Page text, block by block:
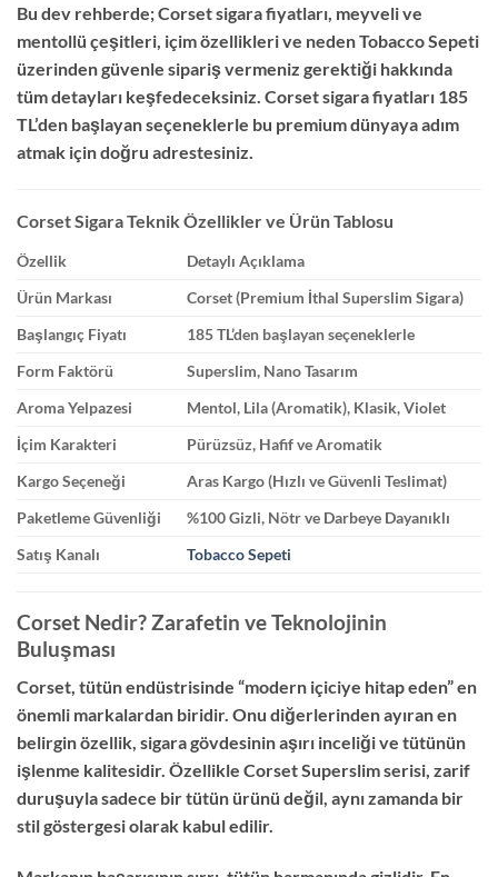
Bu dev rehberde; Corset sigara fiyatları, meyveli ve
mentollü çeşitleri, içim özellikleri ve neden Tobacco Sepeti
üzerinden güvenle sipariş vermeniz gerektiği hakkında
tüm detayları keşfedeceksiniz. Corset sigara fiyatları 185
TL’den başlayan seçeneklerle bu premium dünyaya adım
atmak için doğru adrestesiniz.
Corset Sigara Teknik Özellikler ve Ürün Tablosu
Özellik
Detaylı Açıklama
Ürün Markası
Corset (Premium İthal Superslim Sigara)
Başlangıç Fiyatı
185 TL’den başlayan seçeneklerle
Form Faktörü
Superslim, Nano Tasarım
Aroma Yelpazesi
Mentol, Lila (Aromatik), Klasik, Violet
İçim Karakteri
Pürüzsüz, Hafif ve Aromatik
Kargo Seçeneği
Aras Kargo (Hızlı ve Güvenli Teslimat)
Paketleme Güvenliği
%100 Gizli, Nötr ve Darbeye Dayanıklı
Satış Kanalı
Tobacco Sepeti
Corset Nedir? Zarafetin ve Teknolojinin
Buluşması
Corset, tütün endüstrisinde “modern içiciye hitap eden” en
önemli markalardan biridir. Onu diğerlerinden ayıran en
belirgin özellik, sigara gövdesinin aşırı inceliği ve tütünün
işlenme kalitesidir. Özellikle Corset Superslim serisi, zarif
duruşuyla sadece bir tütün ürünü değil, aynı zamanda bir
stil göstergesi olarak kabul edilir.